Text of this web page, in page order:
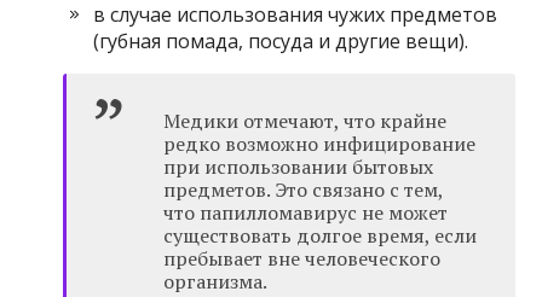
в случае использования чужих предметов
(губная помада, посуда и другие вещи).
Медики отмечают, что крайне
редко возможно инфицирование
при использовании бытовых
предметов. Это связано с тем,
что папилломавирус не может
существовать долгое время, если
пребывает вне человеческого
организма.